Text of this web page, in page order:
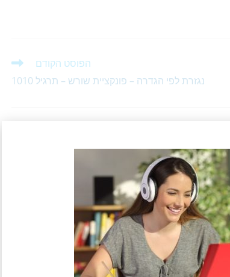
הפוסט הקודם
נגזרת לפי הגדרה – פונקציית שורש – תרגיל 1010
תרגיל 11675
– תרגיל 1244
דצמבר 17, 2018
נגזרת לפי הגדרה – פונקציית cos